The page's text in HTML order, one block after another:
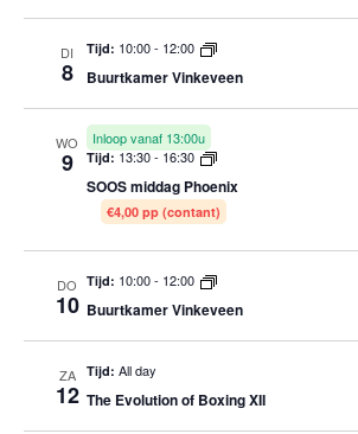
DI
8
Tijd: 10:00- 12:00
Buurtkamer Vinkeveen
WO
9
Inloop vanaf 13:00u
Tijd: 13:30-16:30
SOOS middag Phoenix
€4,00 pp (contant)
DO
10
Tijd: 10:00- 12:00
Buurtkamer Vinkeveen
ZA
12
Tijd: All day
The Evolution of Boxing XII